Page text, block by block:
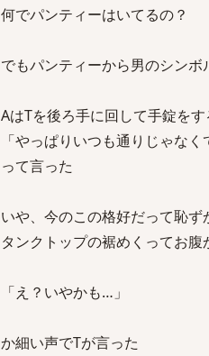
何でパンティーはいてるの？
でもパンティーから男のシンボ
AはTを後ろ手に回して手錠をす
「やっぱりいつも通りじゃな
って言った
いや、今のこの格好だって恥ず
タンクトップの裾めくってお
「え？いやかも…」
か細い声でTが言った